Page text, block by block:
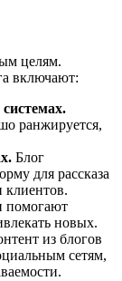
целям.
включают:
ранжируется,
Блог
для рассказа
клиентов.
помогают
новых.
из блогов
сетям,